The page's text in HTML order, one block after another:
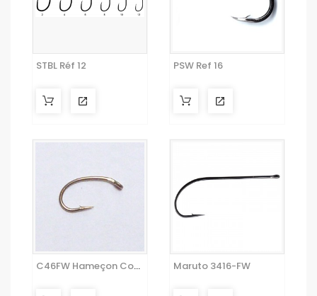
STBL Réf 12 PSW Ref 16
C46FW Hameçon Courbe Maruto 3416-FW